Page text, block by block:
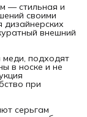
— стильная и
своими
дизайнерских
внешний
меди, подходят
в носке и не
при
серьгам